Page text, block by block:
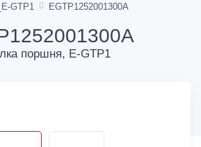
GTP1
EGTP1252001300A
поршня, E-GTP1